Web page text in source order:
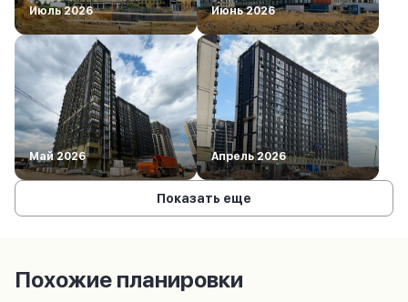
Июль 2026 Июнь 2026
Май 2026 Апрель 2026
Показать еще
Похожие планировки